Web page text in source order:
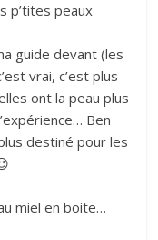
p’tites peaux
guide devant (les
vrai, c’est plus
ont la peau plus
Ben
destiné pour les
miel en boite…